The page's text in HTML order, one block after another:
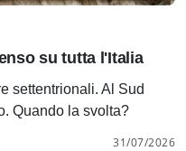
su tutta l'Italia
settentrionali. Al Sud
Quando la svolta?
31/07/2026